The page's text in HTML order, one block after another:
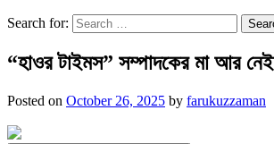
Search for:
“হাওর টাইমস” সম্পাদকের মা আর নেই
Posted on October 26, 2025 by farukuzzaman